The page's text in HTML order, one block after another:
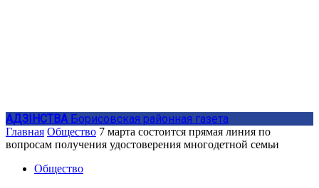
АДЗIНСТВА Борисовская районная газета
Главная Общество 7 марта состоится прямая линия по
вопросам получения удостоверения многодетной семьи
Общество